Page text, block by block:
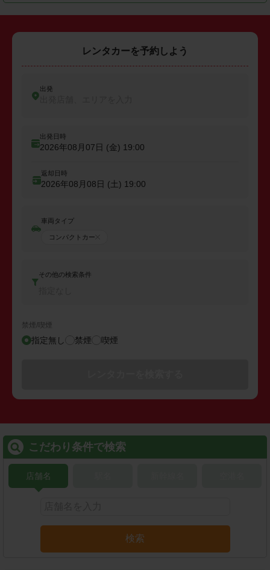
レンタカーを予約しよう
出発
出発日時
2026年08月07日 (金) 19:00
返却日時
2026年08月08日 (土) 19:00
車両タイプ
コンパクトカー
その他の検索条件
禁煙/喫煙
指定無し 禁煙 喫煙
こだわり条件で検索
店舗名
検索